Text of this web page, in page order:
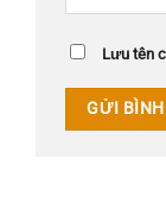
Lưu tên